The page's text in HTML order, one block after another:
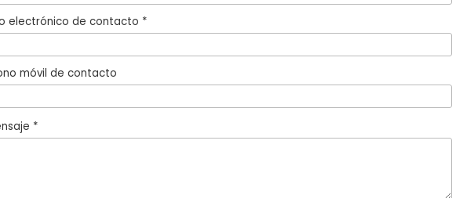
electrónico de contacto *
móvil de contacto
*